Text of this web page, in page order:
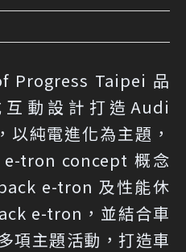
Progress Taipei 品
動設計打造Audi
純電進化為主題，
tron concept 概念
e-tron 及性能休
e-tron，並結合車
項主題活動，打造車